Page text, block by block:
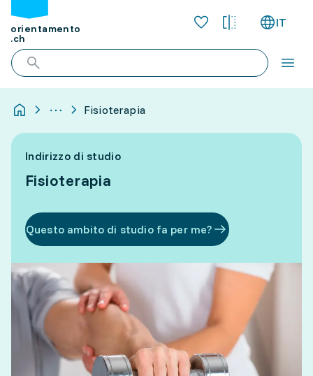
orientamento
.ch
IT
Fisioterapia
Indirizzo di studio
Fisioterapia
Questo ambito di studio fa per me?